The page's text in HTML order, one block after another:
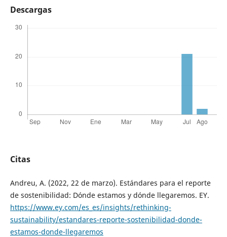
Descargas
Citas
Andreu, A. (2022, 22 de marzo). Estándares para el reporte
de sostenibilidad: Dónde estamos y dónde llegaremos. EY.
https://www.ey.com/es_es/insights/rethinking-
sustainability/estandares-reporte-sostenibilidad-donde-
estamos-donde-llegaremos